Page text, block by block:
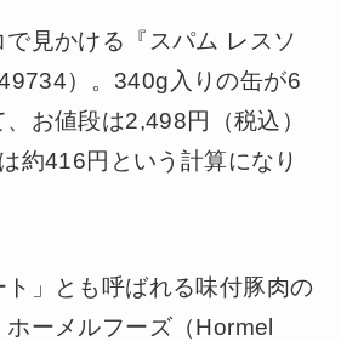
見かける『スパム レスソ
）。340g入りの缶が6
お値段は2,498円（税込）
約416円という計算になり
ト」とも呼ばれる味付豚肉の
ーメルフーズ（Hormel